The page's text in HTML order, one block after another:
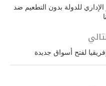
للدولة بدون التطعيم ضد
لفتح أسواق جديدة